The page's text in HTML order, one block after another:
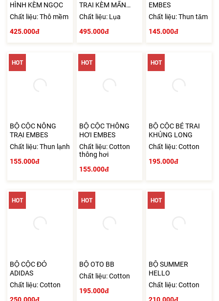
HÌNH KÈM NGỌC
Chất liệu: Thô mềm
425.000đ
TRAI KÈM MẤN
TAG
Chất liệu: Lụa
495.000đ
EMBES
Chất liệu: Thun tăm
145.000đ
HOT
BỘ CỘC NÔNG
TRẠI EMBES
Chất liệu: Thun lạnh
155.000đ
HOT
BỘ CỘC THÔNG
HƠI EMBES
Chất liệu: Cotton
thông hơi
155.000đ
HOT
BỘ CỘC BÉ TRAI
KHỦNG LONG
Chất liệu: Cotton
195.000đ
HOT
BỘ CỘC ĐỎ
ADIDAS
Chất liệu: Cotton
250.000đ
HOT
BỘ OTO BB
Chất liệu: Cotton
195.000đ
HOT
BỘ SUMMER
HELLO
Chất liệu: Cotton
210.000đ